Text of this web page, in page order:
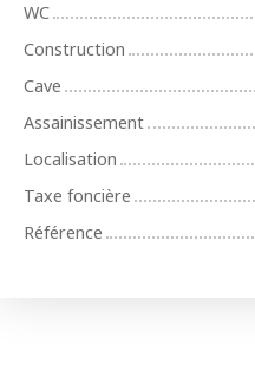
WC
Construction
Cave
Assainissement
Localisation
Taxe foncière
Référence